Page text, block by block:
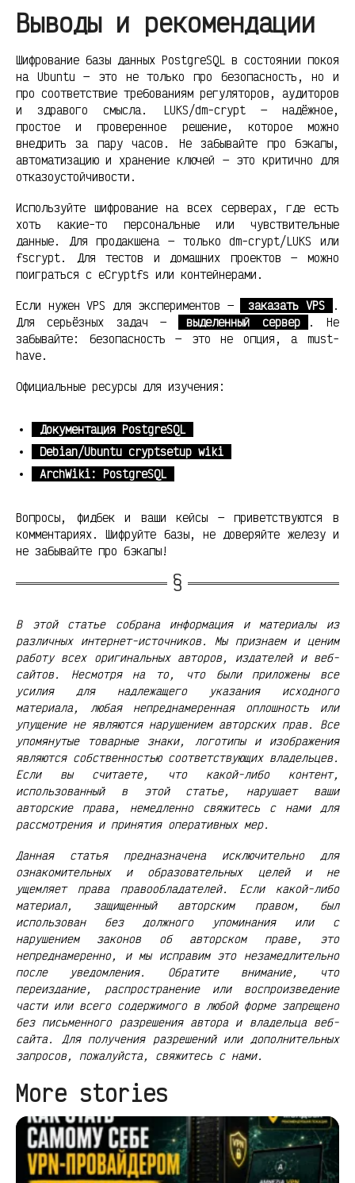
Выводы и рекомендации
Шифрование базы данных PostgreSQL в состоянии покоя
на Ubuntu — это не только про безопасность, но и
про соответствие требованиям регуляторов, аудиторов
и здравого смысла. LUKS/dm-crypt — надёжное,
простое и проверенное решение, которое можно
внедрить за пару часов. Не забывайте про бэкапы,
автоматизацию и хранение ключей — это критично для
отказоустойчивости.
Используйте шифрование на всех серверах, где есть
хоть какие-то персональные или чувствительные
данные. Для продакшена — только dm-crypt/LUKS или
fscrypt. Для тестов и домашних проектов — можно
поиграться с eCryptfs или контейнерами.
Если нужен VPS для экспериментов — заказать VPS
.
Для серьёзных задач —
выделенный сервер
. Не
забывайте: безопасность — это не опция, а must-
have.
Официальные ресурсы для изучения:
Документация PostgreSQL
Debian/Ubuntu cryptsetup wiki
ArchWiki: PostgreSQL
Вопросы, фидбек и ваши кейсы — приветствуются в
комментариях. Шифруйте базы, не доверяйте железу и
не забывайте про бэкапы!
В этой статье собрана информация и материалы из
различных интернет-источников. Мы признаем и ценим
работу всех оригинальных авторов, издателей и веб-
сайтов. Несмотря на то, что были приложены все
усилия для надлежащего указания исходного
материала, любая непреднамеренная оплошность или
упущение не являются нарушением авторских прав. Все
упомянутые товарные знаки, логотипы и изображения
являются собственностью соответствующих владельцев.
Если вы считаете, что какой-либо контент,
использованный в этой статье, нарушает ваши
авторские права, немедленно свяжитесь с нами для
рассмотрения и принятия оперативных мер.
Данная статья предназначена исключительно для
ознакомительных и образовательных целей и не
ущемляет права правообладателей. Если какой-либо
материал, защищенный авторским правом, был
использован без должного упоминания или с
нарушением законов об авторском праве, это
непреднамеренно, и мы исправим это незамедлительно
после уведомления. Обратите внимание, что
переиздание, распространение или воспроизведение
части или всего содержимого в любой форме запрещено
без письменного разрешения автора и владельца веб-
сайта. Для получения разрешений или дополнительных
запросов, пожалуйста, свяжитесь с нами.
More stories